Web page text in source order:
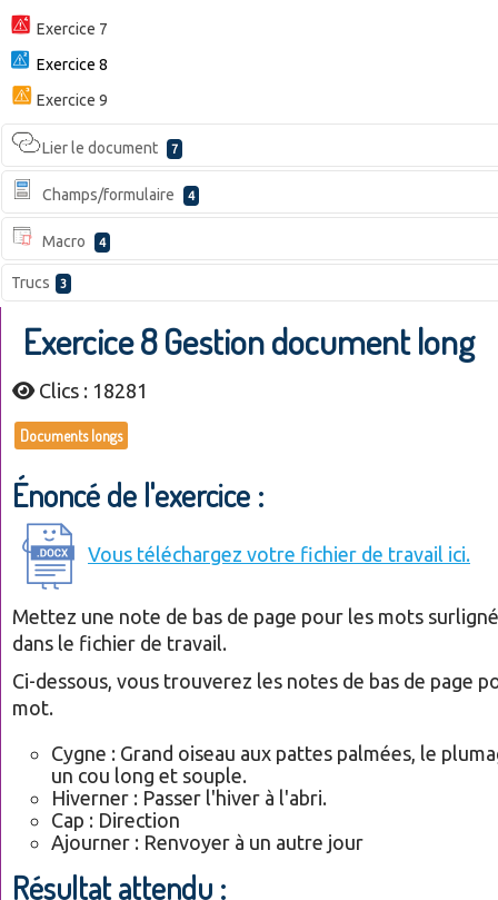
Exercice 7
Exercice 8
Exercice 9
Lier le document 7
Champs/formulaire 4
Macro 4
Trucs 3
Exercice 8 Gestion document long
Clics : 18281
Documents longs
Énoncé de l'exercice :
Vous téléchargez votre fichier de travail ici.
Mettez une note de bas de page pour les mots
dans le fichier de travail.
Ci-dessous, vous trouverez les notes de bas de page
mot.
Cygne : Grand oiseau aux pattes palmées, le
un cou long et souple.
Hiverner : Passer l'hiver à l'abri.
Cap : Direction
Ajourner : Renvoyer à un autre jour
Résultat attendu :